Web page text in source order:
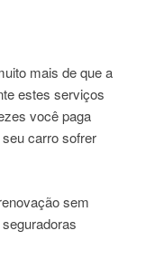
mais de que a
estes serviços
você paga
carro sofrer
sem